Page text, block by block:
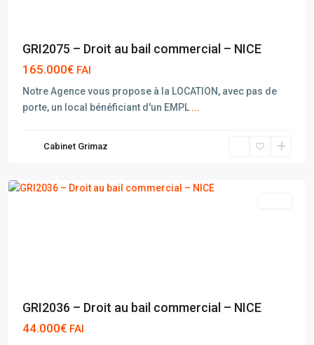
GRI2075 – Droit au bail commercial – NICE
165.000€ FAI
Notre Agence vous propose à la LOCATION, avec pas de
porte, un local bénéficiant d'un EMPL ...
Cabinet Grimaz
GRI2036 – Droit au bail commercial – NICE
44.000€ FAI